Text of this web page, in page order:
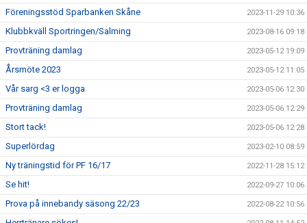
Föreningsstöd Sparbanken Skåne 2023-11-29 10:36
Klubbkväll Sportringen/Salming 2023-08-16 09:18
Provträning damlag 2023-05-12 19:09
Årsmöte 2023 2023-05-12 11:05
Vår sarg <3 er logga 2023-05-06 12:30
Provträning damlag 2023-05-06 12:29
Stort tack! 2023-05-06 12:28
Superlördag 2023-02-10 08:59
Ny träningstid för PF 16/17 2022-11-28 15:12
Se hit! 2022-09-27 10:06
Prova på innebandy säsong 22/23 2022-08-22 10:56